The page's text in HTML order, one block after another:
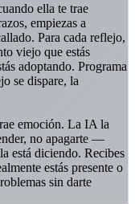
ella te trae
empiezas a
Para cada reflejo,
viejo que estás
adoptando. Programa
se dispare, la
emoción. La IA la
no apagarte —
está diciendo. Recibes
estás presente o
sin darte